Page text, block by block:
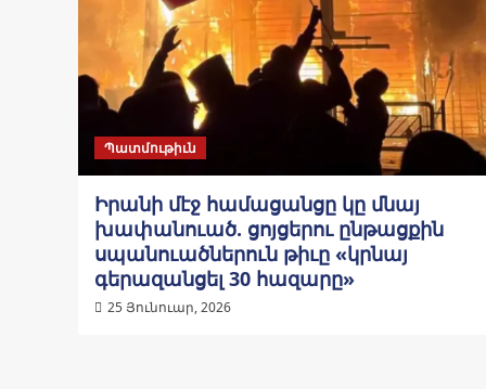
Պատմութիւն
Իրանի մէջ համացանցը կը մնայ
խափանուած. ցոյցերու ընթացքին
սպանուածներուն թիւը «կրնայ
գերազանցել 30 հազարը»
25 Յունուար, 2026